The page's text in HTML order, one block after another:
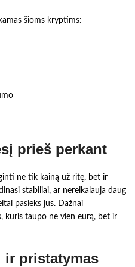
šioms kryptims:
prieš perkant
ne tik kainą už ritę, bet ir
stabiliai, ar nereikalauja daug
pasieks jus. Dažnai
kuris taupo ne vien eurą, bet ir
ir pristatymas